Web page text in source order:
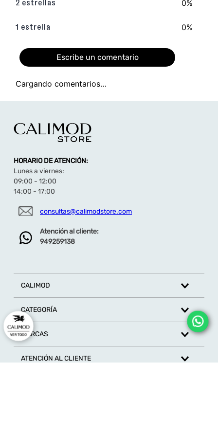
2 estrellas 0%
1 estrella 0%
Escribe un comentario
Título
Califica el producto de 1 a 5 estrellas
★★
Tu nombre
Dirección de email
Escribe un comentario
ENVIAR COMENTARIO
Cargando comentarios…
HORARIO DE ATENCIÓN:
Lunes a viernes:
09:00 - 12:00
14:00 - 17:00
consultas@calimodstore.com
Atención al cliente:
949259138
CALIMOD
CATEGORÍA
MARCAS
ATENCIÓN AL CLIENTE